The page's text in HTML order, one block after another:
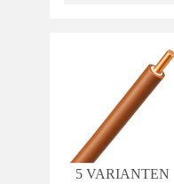
5 VARIANTEN